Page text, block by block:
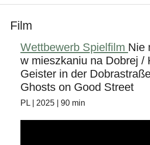
Film
Wettbewerb Spielfilm Nie
w mieszkaniu na Dobrej /
Geister in der
Ghosts on Good Street
PL | 2025 | 90 min